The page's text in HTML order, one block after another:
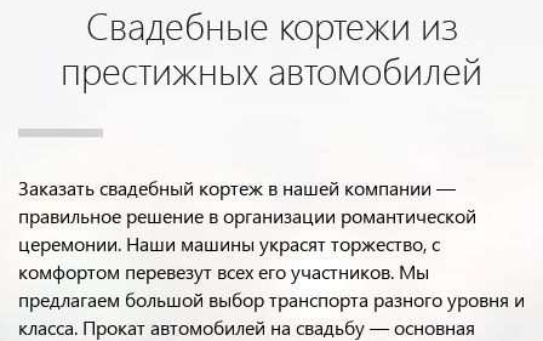
Свадебные кортежи из
престижных автомобилей
Заказать свадебный кортеж в нашей компании —
правильное решение в организации романтической
церемонии. Наши машины украсят торжество, с
комфортом перевезут всех его участников. Мы
предлагаем большой выбор транспорта разного уровня и
класса. Прокат автомобилей на свадьбу — основная